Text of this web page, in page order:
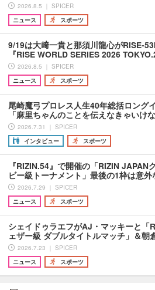
2026.8.5 ｜ SPICER
ニュース
スポーツ
9/19は大﨑一貴と那須川龍心がRISE-
『RISE WORLD SERIES 2026
2026.8.5 ｜ SPICER
ニュース
スポーツ
尾崎魔弓プロレス人生40年総括ロング
「麻里ちゃんのことを伝えなきゃいけ
2026.7.31 ｜ SPICER
インタビュー
スポーツ
『RIZIN.54』で開催の「RIZIN JAPAN
ビー級トーナメント」最後の1枠は意
2026.7.29 ｜ SPICER
ニュース
スポーツ
シェイドゥラエフがAJ・マッキーと「
ェザー級 ダブルタイトルマッチ」＆
2026.7.23 ｜ SPICER
ニュース
スポーツ